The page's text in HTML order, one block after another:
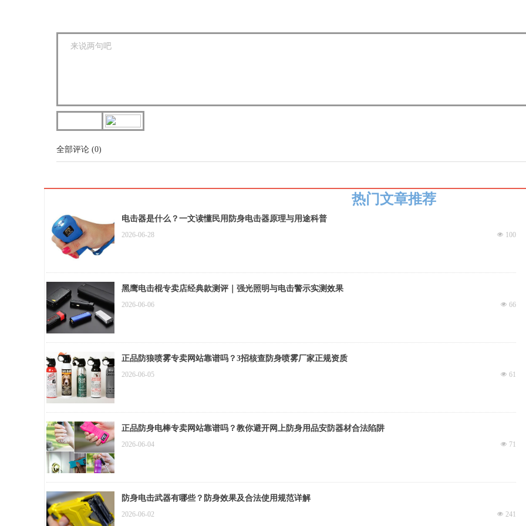
全部评论 (0)
热门文章推荐
电击器是什么？一文读懂民用防身电击器原理与用途科普
넶 100
2026-06-28
黑鹰电击棍专卖店经典款测评｜强光照明与电击警示实测效果
넶 66
2026-06-06
正品防狼喷雾专卖网站靠谱吗？3招核查防身喷雾厂家正规资质
넶 61
2026-06-05
正品防身电棒专卖网站靠谱吗？教你避开网上防身用品安防器材合法陷阱
넶 71
2026-06-04
防身电击武器有哪些？防身效果及合法使用规范详解
넶 241
2026-06-02